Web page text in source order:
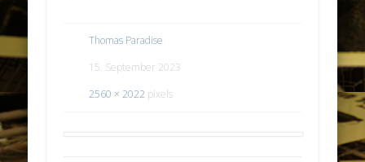
Thomas Paradise
15. September 2023
2560 × 2022 pixels